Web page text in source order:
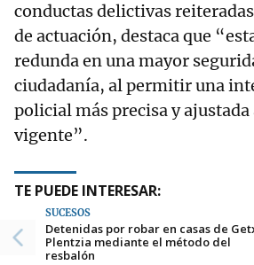
conductas delictivas
de actuación, destaca que
redunda en una mayor
ciudadanía, al permitir una
policial más precisa y
vigente”.
TE PUEDE INTERESAR:
SUCESOS
Detenidas por robar en casas de
Plentzia mediante el método del
resbalón